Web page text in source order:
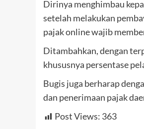
Dirinya menghimbau
setelah melakukan
pajak online wajib
Ditambahkan, dengan
khususnya persentase
Bugis juga berharap
dan penerimaan pajak
Post Views: 363